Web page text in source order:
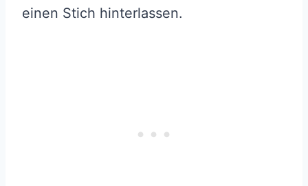
einen Stich hinterlassen.